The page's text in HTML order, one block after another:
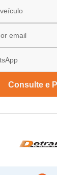
Consulte e